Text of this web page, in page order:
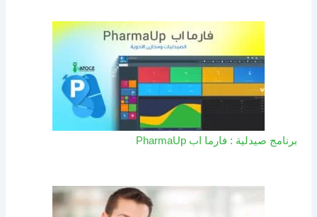
برنامج صيدلية : فارما اب PharmaUp​